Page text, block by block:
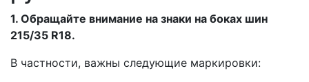
1. Обращайте внимание на знаки на боках шин
215/35 R18.
В частности, важны следующие маркировки: